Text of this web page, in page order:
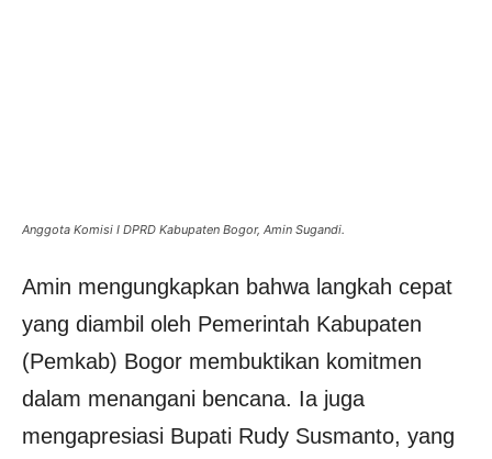
Anggota Komisi I DPRD Kabupaten Bogor, Amin Sugandi.
Amin mengungkapkan bahwa langkah cepat
yang diambil oleh Pemerintah Kabupaten
(Pemkab) Bogor membuktikan komitmen
dalam menangani bencana. Ia juga
mengapresiasi Bupati Rudy Susmanto, yang